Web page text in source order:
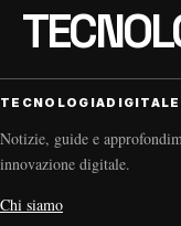
TECNOLOGIADIGITALE
Notizie, guide e
innovazione digitale.
Chi siamo